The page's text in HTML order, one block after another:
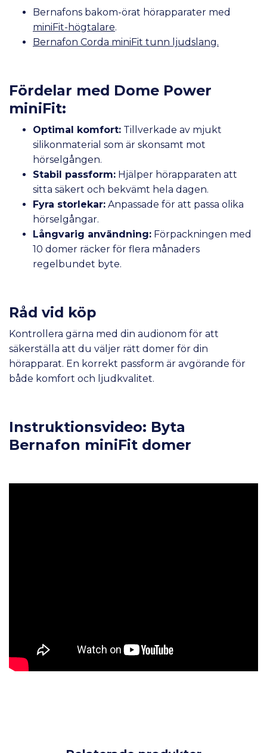
Bernafons bakom-örat hörapparater med
miniFit-högtalare.
Bernafon Corda miniFit tunn ljudslang.
Fördelar med Dome Power
miniFit:
Optimal komfort: Tillverkade av mjukt
silikonmaterial som är skonsamt mot
hörselgången.
Stabil passform: Hjälper hörapparaten att
sitta säkert och bekvämt hela dagen.
Fyra storlekar: Anpassade för att passa olika
hörselgångar.
Långvarig användning: Förpackningen med
10 domer räcker för flera månaders
regelbundet byte.
Råd vid köp
Kontrollera gärna med din audionom för att
säkerställa att du väljer rätt domer för din
hörapparat. En korrekt passform är avgörande för
både komfort och ljudkvalitet.
Instruktionsvideo: Byta
Bernafon miniFit domer